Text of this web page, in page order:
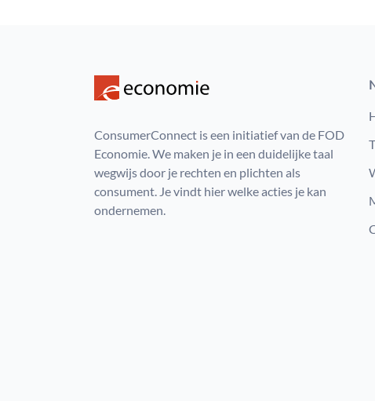
ConsumerConnect is een initiatief van de FOD
Economie. We maken je in een duidelijke taal
wegwijs door je rechten en plichten als
consument. Je vindt hier welke acties je kan
ondernemen.